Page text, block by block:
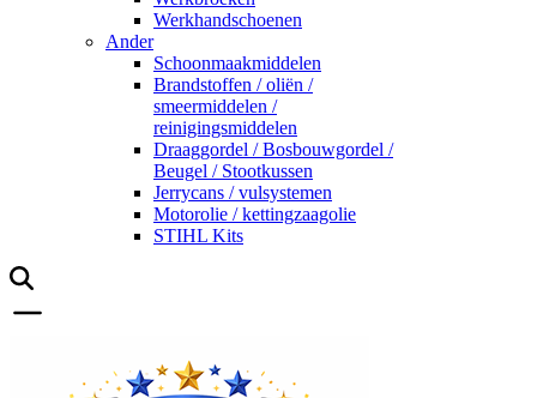
Werkhandschoenen
Ander
Schoonmaakmiddelen
Brandstoffen / oliën /
smeermiddelen /
reinigingsmiddelen
Draaggordel / Bosbouwgordel /
Beugel / Stootkussen
Jerrycans / vulsystemen
Motorolie / kettingzaagolie
STIHL Kits